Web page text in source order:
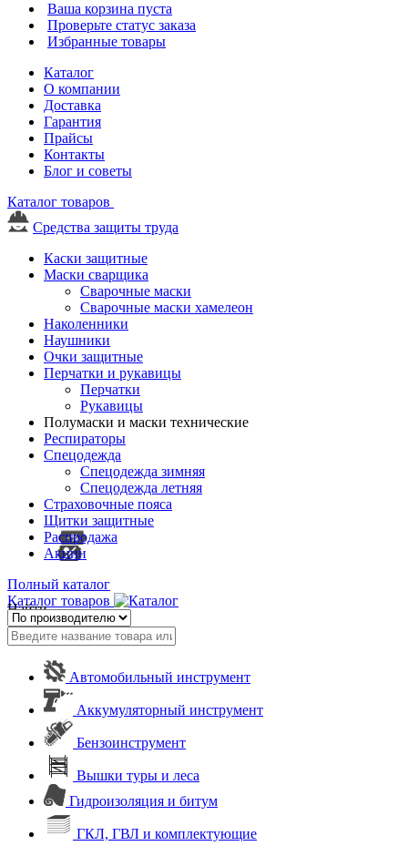
Ваша корзина пуста
Проверьте статус заказа
Избранные товары
Каталог
О компании
Доставка
Гарантия
Прайсы
Контакты
Блог и советы
Каталог товаров
Средства защиты труда
Каски защитные
Маски сварщика
Сварочные маски
Сварочные маски хамелеон
Наколенники
Наушники
Очки защитные
Перчатки и рукавицы
Перчатки
Рукавицы
Полумаски и маски технические
Респираторы
Спецодежда
Спецодежда зимняя
Спецодежда летняя
Страховочные пояса
Щитки защитные
Распродажа
Акции
Полный каталог
Каталог товаров
Найти
Автомобильный инструмент
Аккумуляторный инструмент
Бензоинструмент
Вышки туры и леса
Гидроизоляция и битум
ГКЛ, ГВЛ и комплектующие